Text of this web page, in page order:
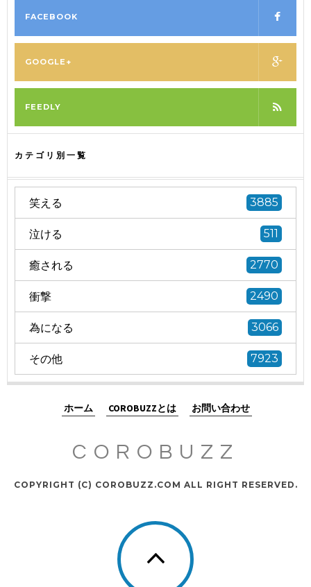
FACEBOOK
GOOGLE+
FEEDLY
カテゴリ別一覧
笑える 3885
泣ける 511
癒される 2770
衝撃 2490
為になる 3066
その他 7923
ホーム COROBUZZとは お問い合わせ
COROBUZZ
COPYRIGHT (C) COROBUZZ.COM ALL RIGHT RESERVED.